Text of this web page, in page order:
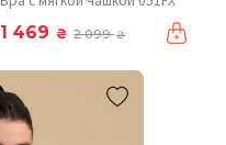
1 469 ₴ 2 099₴